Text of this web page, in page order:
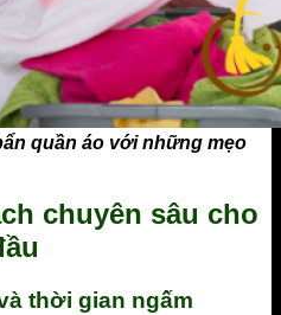
quần áo với những mẹo
chuyên sâu cho
thời gian ngấm